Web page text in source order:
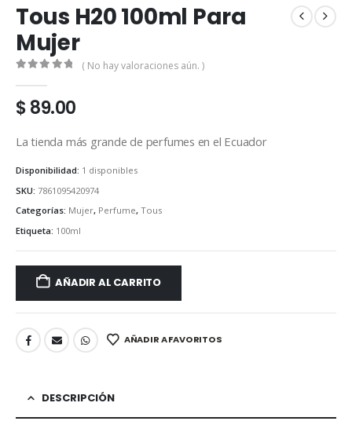
Tous H20 100ml Para
Mujer
( No hay valoraciones aún. )
$89.00
La tienda más grande de perfumes en el Ecuador
Disponibilidad: 1 disponibles
SKU: 7861095420974
Categorías: Mujer, Perfume, Tous
Etiqueta: 100ml
AÑADIR AL CARRITO
AÑADIR A FAVORITOS
DESCRIPCIÓN